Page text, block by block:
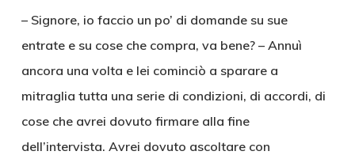
– Signore, io faccio un po’ di domande su sue
entrate e su cose che compra, va bene? – Annuì
ancora una volta e lei cominciò a sparare a
mitraglia tutta una serie di condizioni, di accordi, di
cose che avrei dovuto firmare alla fine
dell’intervista. Avrei dovuto ascoltare con